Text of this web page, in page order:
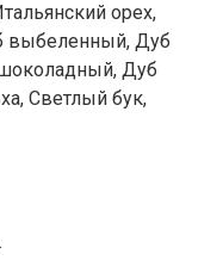
орех,
выбеленный, Дуб
Дуб
Светлый бук,